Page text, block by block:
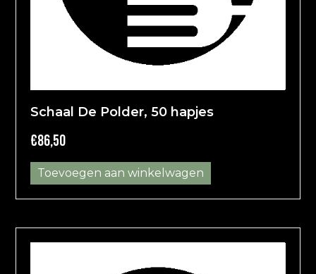
Schaal De Polder, 50 hapjes
€86,50
Toevoegen aan winkelwagen